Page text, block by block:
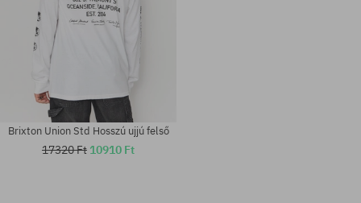
Brixton Union Std Hosszú ujjú felső
17320 Ft 10910 Ft